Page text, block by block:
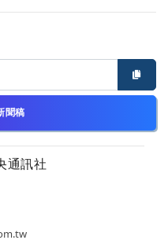
聞稿
通訊社